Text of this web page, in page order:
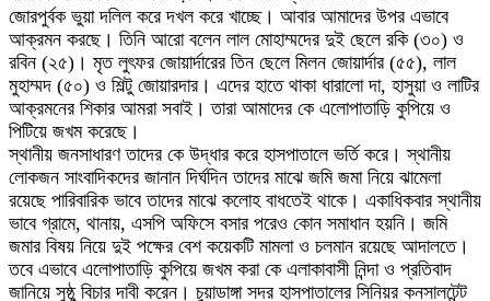
জোরপুর্বক ভুয়া দলিল করে দখল করে খাচ্ছে। আবার আমাদের উপর এভাবে
আক্রমন করছে। তিনি আরো বলেন লাল মোহাম্মদের দুই ছেলে রকি (৩০) ও
রবিন (২৫)। মৃত লুৎফর জোয়ার্দারের তিন ছেলে মিলন জোয়ার্দার (৫৫), লাল
মুহাম্মদ (৫০) ও শিল্টু জোয়ারদার। এদের হাতে থাকা ধারালো দা, হাসুয়া ও লাটির
আক্রমনের শিকার আমরা সবাই। তারা আমাদের কে এলোপাতাড়ি কুপিয়ে ও
পিটিয়ে জখম করেছে।
স্থানীয় জনসাধারণ তাদের কে উদ্ধার করে হাসপাতালে ভর্তি করে। স্থানীয়
লোকজন সাংবাদিকদের জানান দির্ঘদিন তাদের মাঝে জমি জমা নিয়ে ঝামেলা
রয়েছে পারিবারিক ভাবে তাদের মাঝে কলোহ বাধতেই থাকে। একাধিকবার স্থানীয়
ভাবে গ্রামে, থানায়, এসপি অফিসে বসার পরেও কোন সমাধান হয়নি। জমি
জমার বিষয় নিয়ে দুই পক্ষের বেশ কয়েকটি মামলা ও চলমান রয়েছে আদালতে।
তবে এভাবে এলোপাতাড়ি কুপিয়ে জখম করা কে এলাকাবাসী নিন্দা ও প্রতিবাদ
জানিয়ে সুষ্ঠু বিচার দাবী করেন। চুয়াডাঙ্গা সদর হাসপাতালের সিনিয়র কনসালটেন্ট